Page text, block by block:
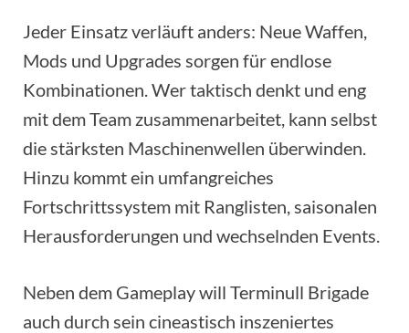
Jeder Einsatz verläuft anders: Neue Waffen,
Mods und Upgrades sorgen für endlose
Kombinationen. Wer taktisch denkt und eng
mit dem Team zusammenarbeitet, kann selbst
die stärksten Maschinenwellen überwinden.
Hinzu kommt ein umfangreiches
Fortschrittssystem mit Ranglisten, saisonalen
Herausforderungen und wechselnden Events.
Neben dem Gameplay will Terminull Brigade
auch durch sein cineastisch inszeniertes